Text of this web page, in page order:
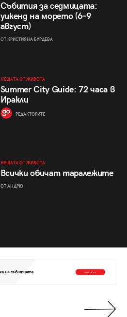
Събития за седмицата:
уикенд на морето (6–9
август)
ОТ КРИСТИЯНА БУРДЕВА
НЕЩАТА ОТ ЖИВОТА
Summer City Guide: 72 часа в
Иракли
РЕДАКТОРИТЕ
НЕЩАТА ОТ ЖИВОТА
Всички обичат таралежите
ОТ АНДРЮ